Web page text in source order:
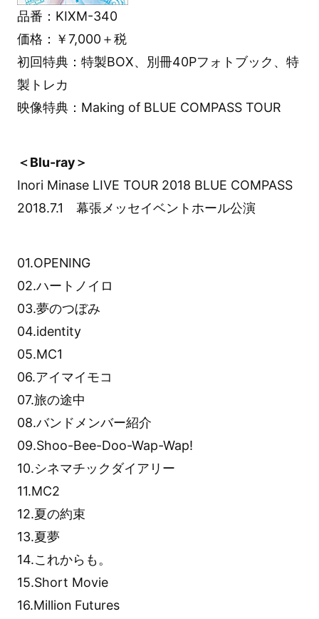
品番：KIXM-340
価格：￥7,000＋税
初回特典：特製BOX、別冊40Pフォトブック、特
製トレカ
映像特典：Making of BLUE COMPASS TOUR
＜Blu-ray＞
Inori Minase LIVE TOUR 2018 BLUE COMPASS
2018.7.1 幕張メッセイベントホール公演
01.OPENING
02.ハートノイロ
03.夢のつぼみ
04.identity
05.MC1
06.アイマイモコ
07.旅の途中
08.バンドメンバー紹介
09.Shoo-Bee-Doo-Wap-Wap!
10.シネマチックダイアリー
11.MC2
12.夏の約束
13.夏夢
14.これからも。
15.Short Movie
16.Million Futures